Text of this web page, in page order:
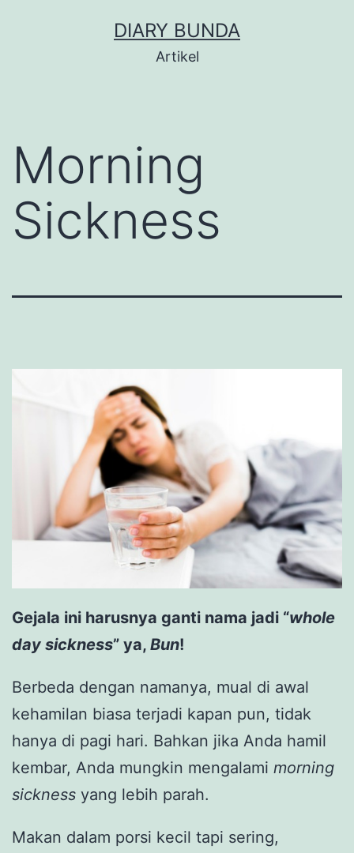
DIARY BUNDA
Artikel
Morning
Sickness
Gejala ini harusnya ganti nama jadi “whole
day sickness” ya, Bun!
Berbeda dengan namanya, mual di awal
kehamilan biasa terjadi kapan pun, tidak
hanya di pagi hari. Bahkan jika Anda hamil
kembar, Anda mungkin mengalami morning
sickness yang lebih parah.
Makan dalam porsi kecil tapi sering,